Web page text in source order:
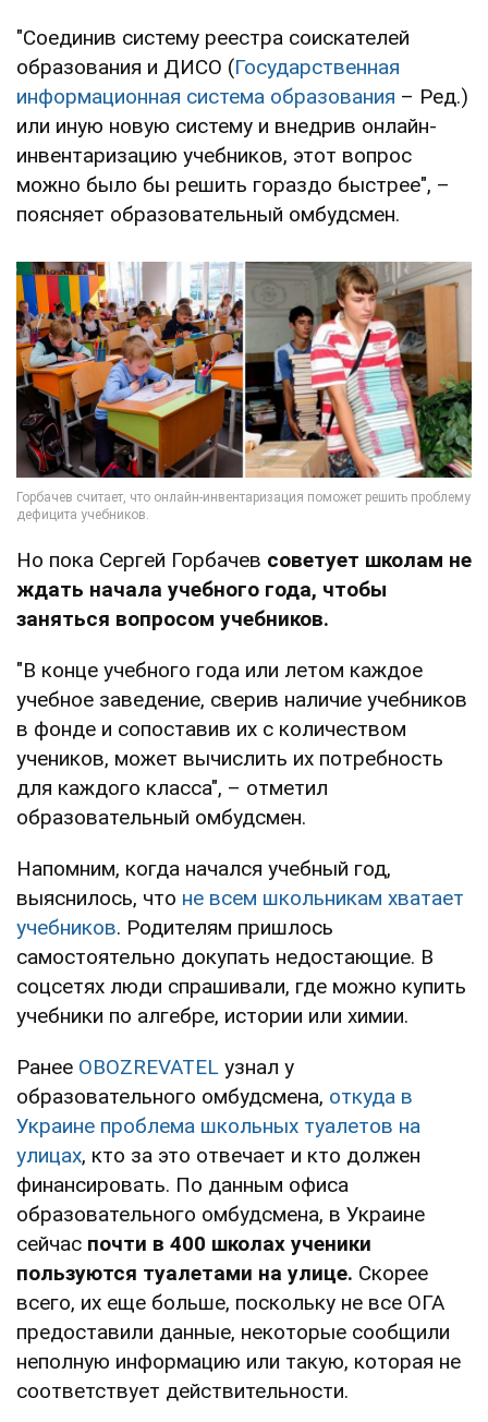
"Соединив систему реестра соискателей
образования и ДИСО (Государственная
информационная система образования – Ред.)
или иную новую систему и внедрив онлайн-
инвентаризацию учебников, этот вопрос
можно было бы решить гораздо быстрее", –
поясняет образовательный омбудсмен.
Но пока Сергей Горбачев советует школам не
ждать начала учебного года, чтобы
заняться вопросом учебников.
"В конце учебного года или летом каждое
учебное заведение, сверив наличие учебников
в фонде и сопоставив их с количеством
учеников, может вычислить их потребность
для каждого класса", – отметил
образовательный омбудсмен.
Напомним, когда начался учебный год,
выяснилось, что не всем школьникам хватает
учебников. Родителям пришлось
самостоятельно докупать недостающие. В
соцсетях люди спрашивали, где можно купить
учебники по алгебре, истории или химии.
Ранее OBOZREVATEL узнал у
образовательного омбудсмена, откуда в
Украине проблема школьных туалетов на
улицах, кто за это отвечает и кто должен
финансировать. По данным офиса
образовательного омбудсмена, в Украине
сейчас почти в 400 школах ученики
пользуются туалетами на улице. Скорее
всего, их еще больше, поскольку не все ОГА
предоставили данные, некоторые сообщили
неполную информацию или такую, которая не
соответствует действительности.